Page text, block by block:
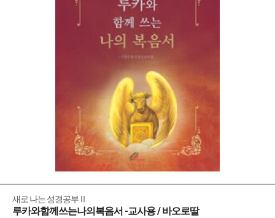
새로 나는 성경공부Ⅱ
루카와함께쓰는나의복음서 -교사용 / 바오로딸